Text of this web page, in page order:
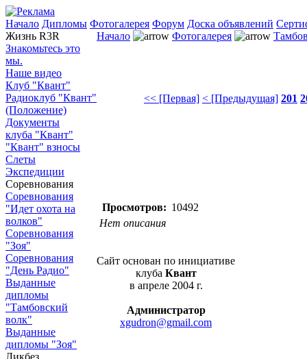
Начало Дипломы Фотогалерея Форум Доска объявлений
Жизнь R3R
Знакомьтесь это
мы.
Наше видео
Клуб "Квант"
Радиоклуб "Квант"
(Положение)
Документы
клуба "Квант"
"Квант" взносы
Слеты
Экспедиции
Соревнования
Соревнования
"Идет охота на
волков"
Соревнования
"Зоя"
Соревнования
"День Радио"
Выданные
дипломы
"Тамбовский
волк"
Выданные
дипломы "Зоя"
Ликбез
Начало Фотогалерея
<< [Первая] < [Предыдущая] 201
Просмотров: 10492
Нет описания
Сайт основан по инициативе
клуба Квант
в апреле 2004 г.
Администратор
xgudron@gmail.com